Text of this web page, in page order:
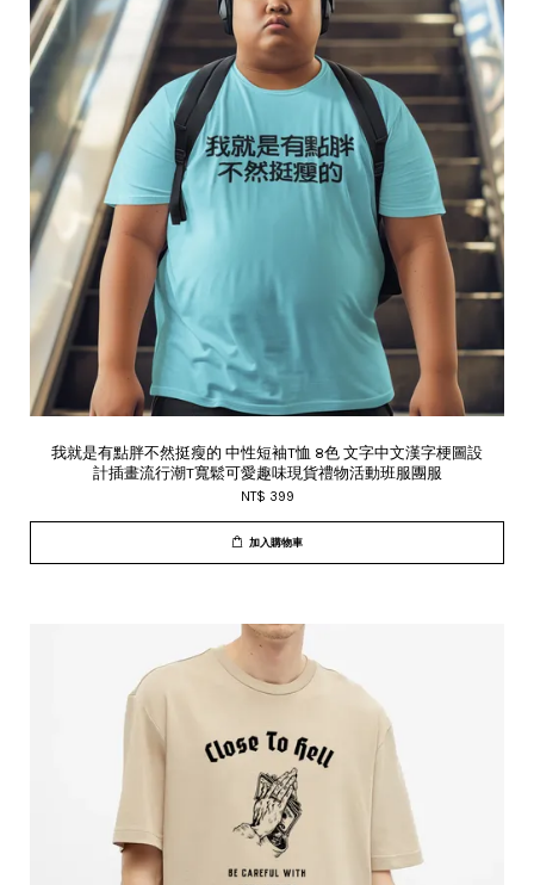
我就是有點胖不然挺瘦的 中性短袖T恤 8色 文字中文漢字梗圖設
計插畫流行潮T寬鬆可愛趣味現貨禮物活動班服團服
NT$ 399
加入購物車